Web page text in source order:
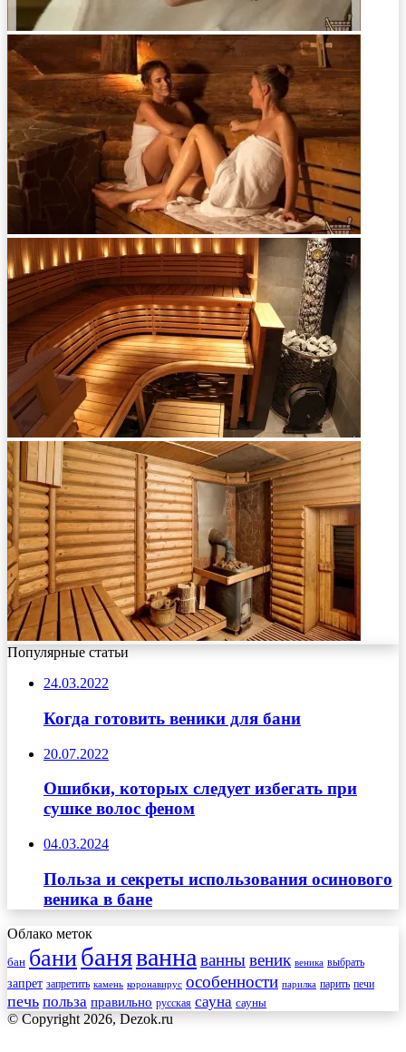
Популярные статьи
24.03.2022
Когда готовить веники для бани
20.07.2022
Ошибки, которых следует избегать при
сушке волос феном
04.03.2024
Польза и секреты использования осинового
веника в бане
Облако меток
бан банибаняваннаваннывеник веника выбрать
запрет запретить камень коронавирус особенности парилка парить печи
печь польза правильно русская сауна сауны
© Copyright 2026, Dezok.ru